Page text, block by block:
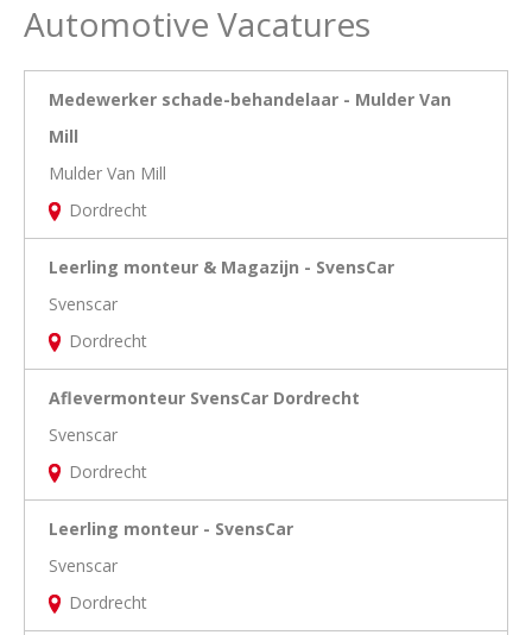
Automotive Vacatures
Medewerker schade-behandelaar - Mulder Van
Mill
Mulder Van Mill
Dordrecht
Leerling monteur & Magazijn - SvensCar
Svenscar
Dordrecht
Aflevermonteur SvensCar Dordrecht
Svenscar
Dordrecht
Leerling monteur - SvensCar
Svenscar
Dordrecht